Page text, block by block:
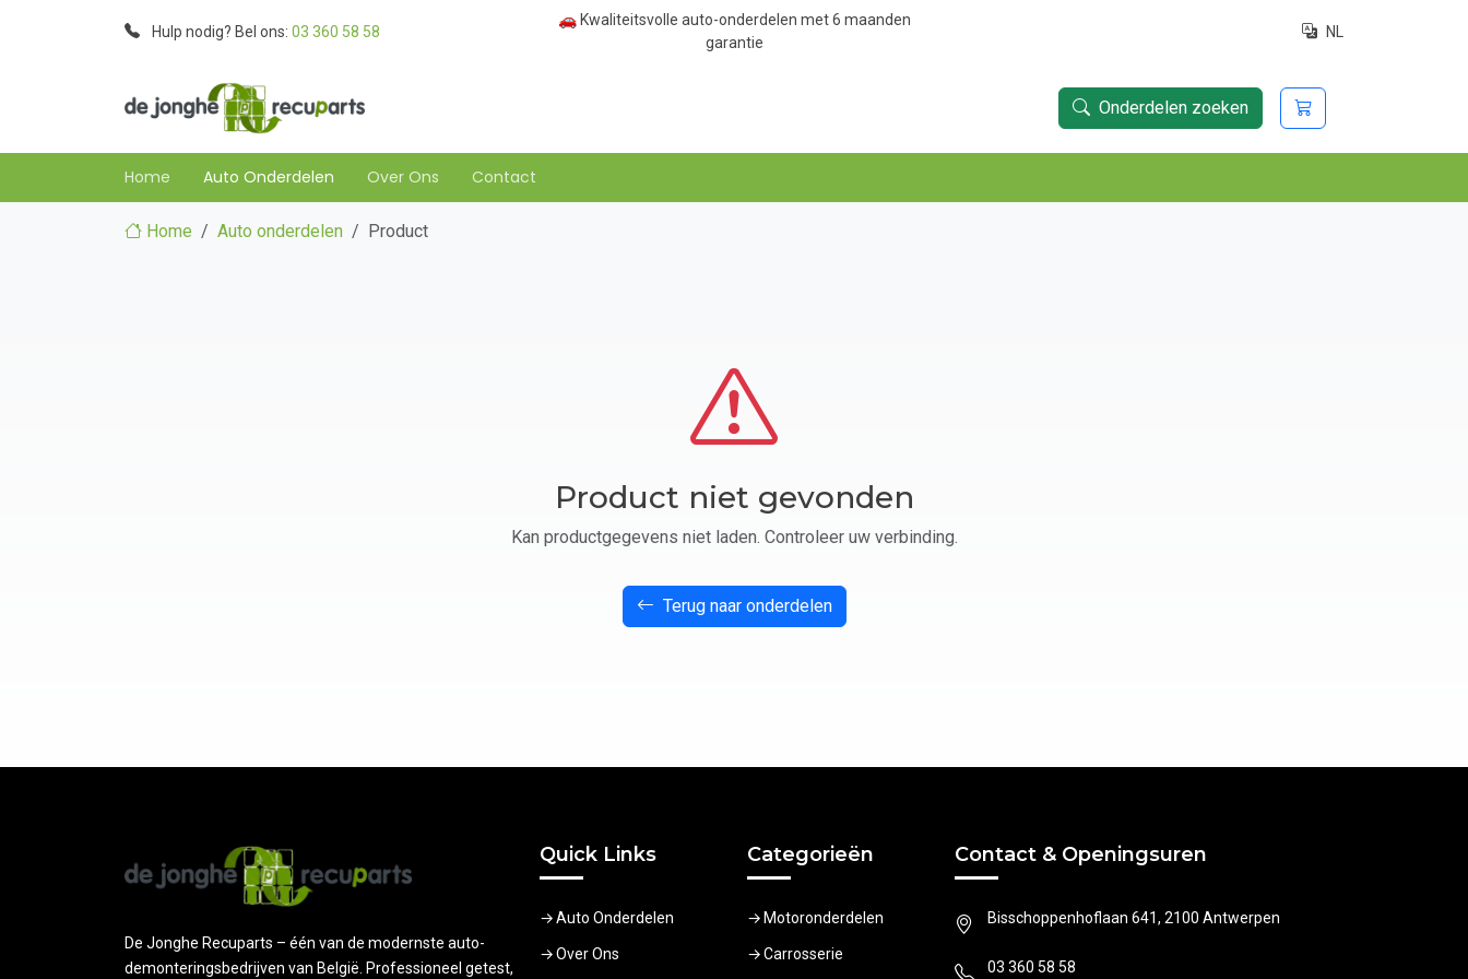
Hulp nodig? Bel ons: 03 360 58 58
🚗 Kwaliteitsvolle auto-onderdelen met 6 maanden
garantie
NL
Onderdelen zoeken
Home Auto Onderdelen Over Ons Contact
Home Auto onderdelen Product
Product niet gevonden
Kan productgegevens niet laden. Controleer uw verbinding.
Terug naar onderdelen
De Jonghe Recuparts – één van de modernste auto-
demonteringsbedrijven van België. Professioneel getest,
Quick Links
Auto Onderdelen
Over Ons
Categorieën
Motoronderdelen
Carrosserie
Contact & Openingsuren
Bisschoppenhoflaan 641, 2100 Antwerpen
03 360 58 58